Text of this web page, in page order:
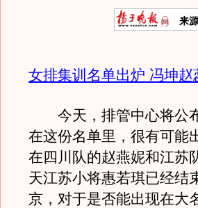
来
女排集训名单出炉 冯坤
今天，排管中心将公
在这份名单里，很有可能
在四川队的赵燕妮和江苏
天江苏小将惠若琪已经结
京，对于是否能出现在大